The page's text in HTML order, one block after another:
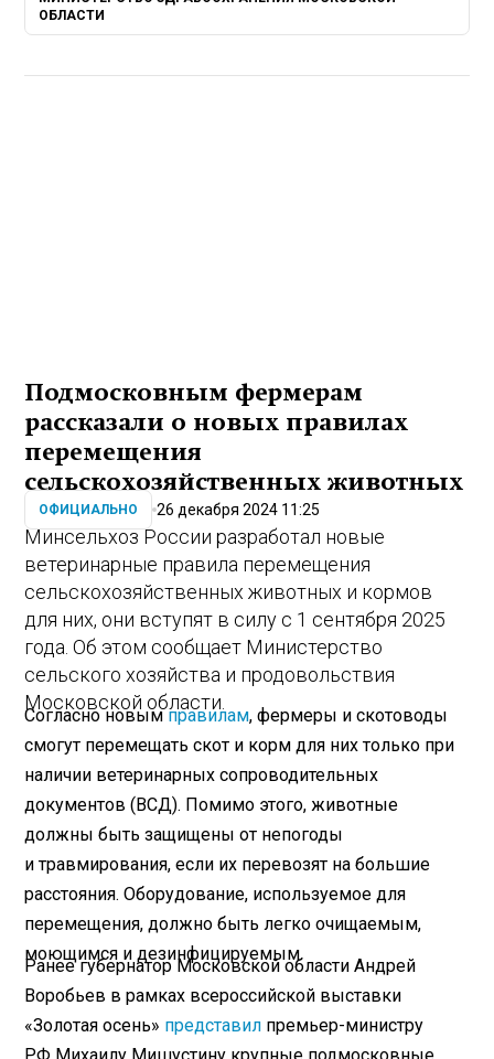
ОБЛАСТИ
Подмосковным фермерам
рассказали о новых правилах
перемещения
сельскохозяйственных животных
ОФИЦИАЛЬНО 26 декабря 2024 11:25
Минсельхоз России разработал новые
ветеринарные правила перемещения
сельскохозяйственных животных и кормов
для них, они вступят в силу с 1 сентября 2025
года. Об этом сообщает Министерство
сельского хозяйства и продовольствия
Московской области.
Согласно новымправилам, фермеры и скотоводы
смогут перемещать скот и корм для них только при
наличии ветеринарных сопроводительных
документов (ВСД). Помимо этого, животные
должны быть защищены от непогоды
и травмирования, если их перевозят на большие
расстояния. Оборудование, используемое для
перемещения, должно быть легко очищаемым,
моющимся и дезинфицируемым.
Ранее губернатор Московской области Андрей
Воробьев в рамках всероссийской выставки
«Золотая осень» представил премьер-министру
РФ Михаилу Мишустину крупные подмосковные